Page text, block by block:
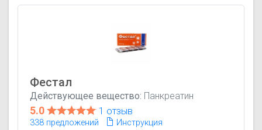
Фестал
Действующее вещество: Панкреатин
5.0 1 отзыв
338 предложений Инструкция